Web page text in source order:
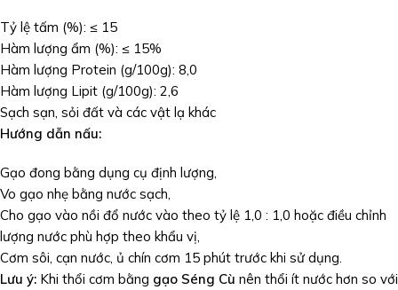
Tỷ lệ tấm (%): ≤ 15
Hàm lượng ẩm (%): ≤ 15%
Hàm lượng Protein (g/100g): 8,0
Hàm lượng Lipit (g/100g): 2,6
Sạch sạn, sỏi đất và các vật lạ khác
Hướng dẫn nấu:
Gạo đong bằng dụng cụ định lượng,
Vo gạo nhẹ bằng nước sạch,
Cho gạo vào nồi đổ nước vào theo tỷ lệ 1,0 : 1,0 hoặc điều chỉnh
lượng nước phù hợp theo khẩu vị,
Cơm sôi, cạn nước, ủ chín cơm 15 phút trước khi sử dụng.
Lưu ý: Khi thổi cơm bằng gạo Séng Cù nên thổi ít nước hơn so với